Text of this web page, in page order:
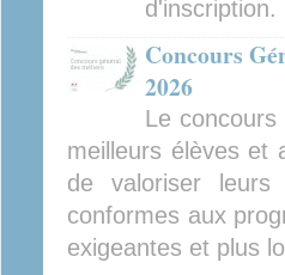
d'inscription.
Concours
2026
Le
meilleurs élèves et
de valoriser
conformes aux
exigeantes et plus